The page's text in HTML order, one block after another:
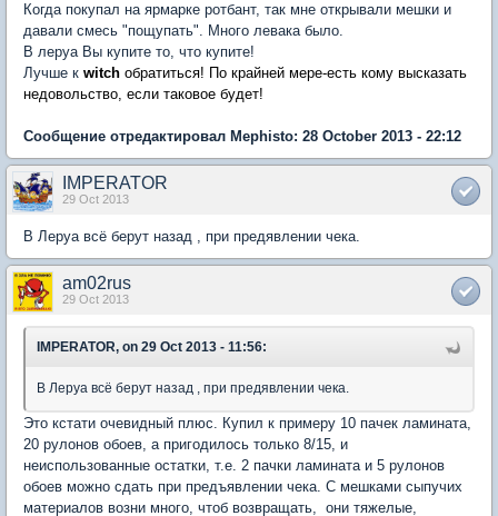
Когда покупал на ярмарке ротбант, так мне открывали мешки и
давали смесь "пощупать". Много левака было.
В леруа Вы купите то, что купите!
Лучше к witch обратиться! По крайней мере-есть кому высказать
недовольство, если таковое будет!
Сообщение отредактировал Mephisto: 28 October 2013 - 22:12
IMPERATOR
29 Oct 2013
В Леруа всё берут назад , при предявлении чека.
am02rus
29 Oct 2013
IMPERATOR, on 29 Oct 2013 - 11:56:
В Леруа всё берут назад , при предявлении чека.
Это кстати очевидный плюс. Купил к примеру 10 пачек ламината,
20 рулонов обоев, а пригодилось только 8/15, и
неиспользованные остатки, т.е. 2 пачки ламината и 5 рулонов
обоев можно сдать при предъявлении чека. С мешками сыпучих
материалов возни много, чтоб возвращать, они тяжелые,